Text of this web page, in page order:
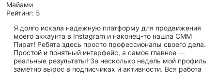
Майами
Рейтинг: 5
Я долго искала надежную платформу для продвижения
моего аккаунта в Instagram и наконец-то нашла СММ
Пират! Ребята здесь просто профессионалы своего дела.
Простой и понятный интерфейс, а самое главное —
реальные результаты! За несколько недель мой профиль
заметно вырос в подписчиках и активности. Вся работа